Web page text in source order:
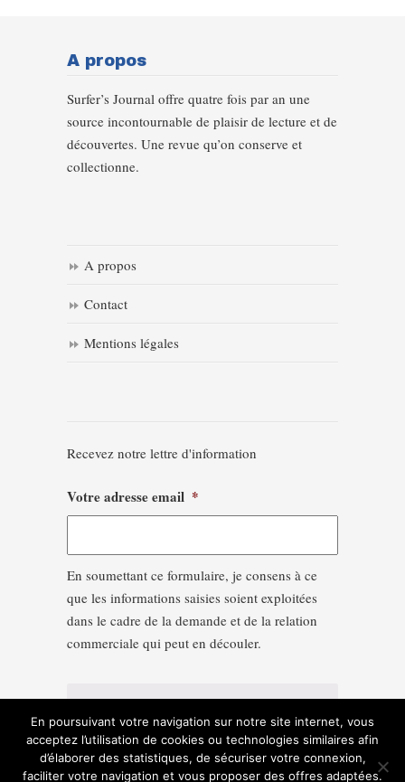
A propos
Surfer’s Journal offre quatre fois par an une
source incontournable de plaisir de lecture et de
découvertes. Une revue qu’on conserve et
collectionne.
A propos
Contact
Mentions légales
Recevez notre lettre d'information
Votre adresse email *
En soumettant ce formulaire, je consens à ce
que les informations saisies soient exploitées
dans le cadre de la demande et de la relation
commerciale qui peut en découler.
En poursuivant votre navigation sur notre site internet, vous
acceptez l’utilisation de cookies ou technologies similaires afin
d’élaborer des statistiques, de sécuriser votre connexion,
faciliter votre navigation et vous proposer des offres adaptées.